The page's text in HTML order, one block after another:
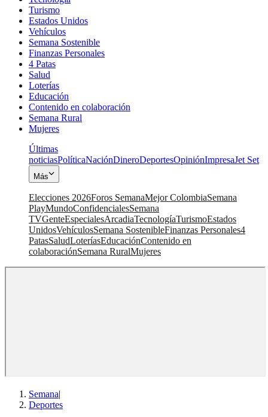
Turismo
Estados Unidos
Vehículos
Semana Sostenible
Finanzas Personales
4 Patas
Salud
Loterías
Educación
Contenido en colaboración
Semana Rural
Mujeres
Últimas
noticiasPolíticaNaciónDineroDeportesOpiniónImpresaJet Set
Más
Elecciones 2026Foros SemanaMejor ColombiaSemana
PlayMundoConfidencialesSemana
TVGenteEspecialesArcadiaTecnologíaTurismoEstados
UnidosVehículosSemana SostenibleFinanzas Personales4
PatasSaludLoteríasEducaciónContenido en
colaboraciónSemana RuralMujeres
Semana|
Deportes